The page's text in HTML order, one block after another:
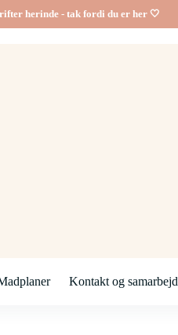
herinde - tak fordi du er her 🤍
Kontakt og